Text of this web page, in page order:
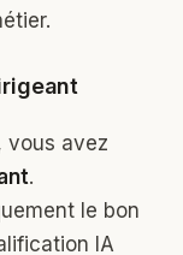
vous avez
.
le bon
IA